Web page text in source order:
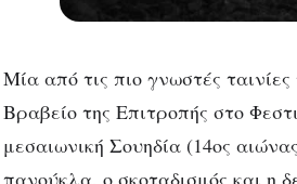
Μία από τις πιο γνωστές
Βραβείο της Επιτροπής στο
μεσαιωνική Σουηδία (14ος
πανούκλα, ο σκοταδισμός και η